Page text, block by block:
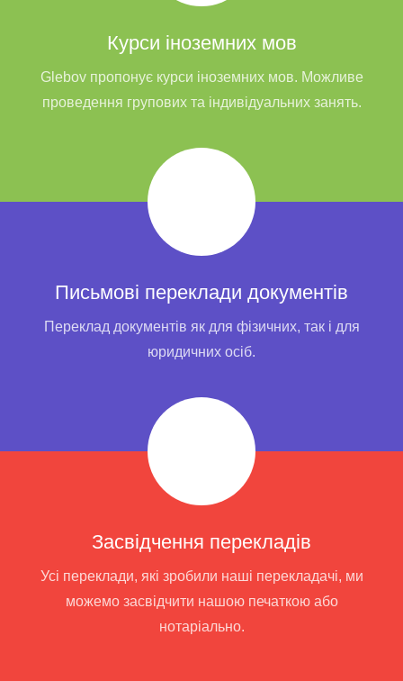
Курси іноземних мов
Glebov пропонує курси іноземних мов. Можливе
проведення групових та індивідуальних занять.
Письмові переклади документів
Переклад документів як для фізичних, так і для
юридичних осіб.
Засвідчення перекладів
Усі переклади, які зробили наші перекладачі, ми
можемо засвідчити нашою печаткою або
нотаріально.